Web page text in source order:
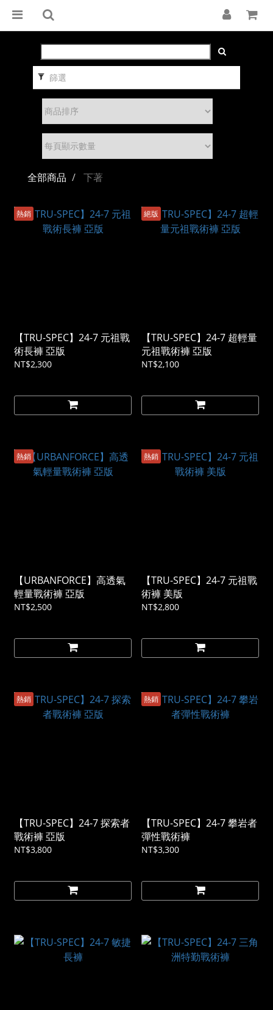
篩選
全部商品 下著
熱銷
【TRU-SPEC】24-7 元祖戰
術長褲 亞版
NT$2,300
絕版
【TRU-SPEC】24-7 超輕量
元祖戰術褲 亞版
NT$2,100
熱銷
【URBANFORCE】高透氣
輕量戰術褲 亞版
NT$2,500
熱銷
【TRU-SPEC】24-7 元祖戰
術褲 美版
NT$2,800
熱銷
【TRU-SPEC】24-7 探索者
戰術褲 亞版
NT$3,800
熱銷
【TRU-SPEC】24-7 攀岩者
彈性戰術褲
NT$3,300